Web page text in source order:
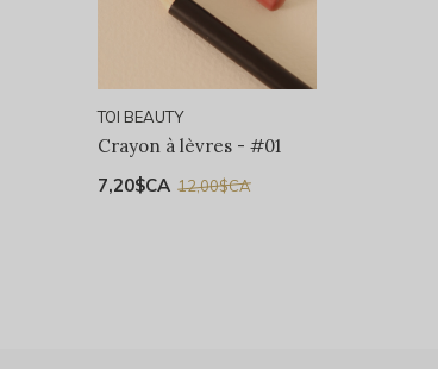
TOI BEAUTY
Crayon à lèvres - #01
7,20$CA 12,00$CA